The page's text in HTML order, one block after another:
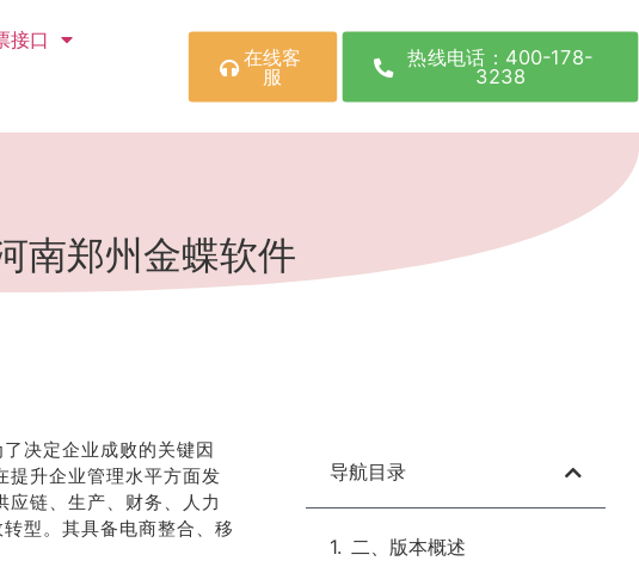
接口
在线客
服
热线电话：400-178-
3238
南郑州金蝶软件
决定企业成败的关键因
提升企业管理水平方面发
链、生产、财务、人力
型。其具备电商整合、移
导航目录
二、版本概述